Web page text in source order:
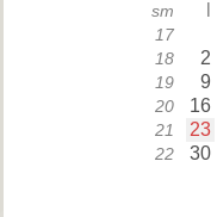
sm
17
18 2
19 9
20 16
21 23
22 30